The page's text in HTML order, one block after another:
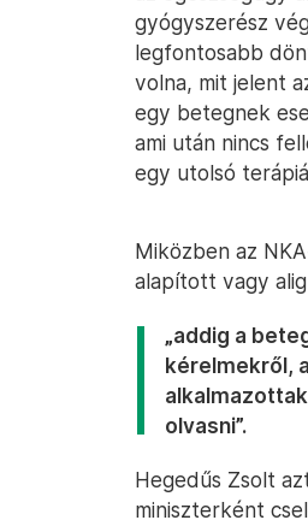
gyógyszerész
legfontosabb
volna, mit jelent
egy betegnek
ami után nincs
egy utolsó
Miközben az
alapított vagy
„addig a
kérelmekről,
olvasni”.
Hegedűs Zsolt
miniszterként